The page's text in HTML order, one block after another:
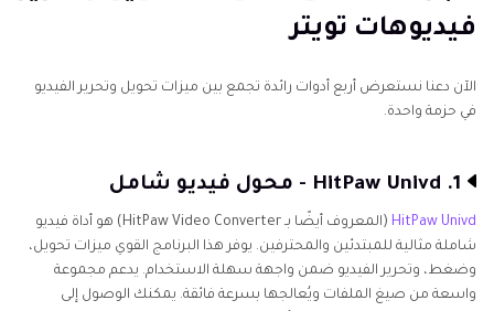
فيديوهات تويتر
الآن دعنا نستعرض أربع أدوات رائدة تجمع بين ميزات تحويل وتحرير الفيديو
في حزمة واحدة.
1. HitPaw Univd - محول فيديو شامل
HitPaw Univd
(المعروف أيضًا بـ HitPaw Video Converter) هو أداة فيديو
شاملة مثالية للمبتدئين والمحترفين. يوفر هذا البرنامج القوي ميزات تحويل،
وضغط، وتحرير الفيديو ضمن واجهة سهلة الاستخدام. يدعم مجموعة
واسعة من صيغ الملفات ويُعالجها بسرعة فائقة. يمكنك الوصول إلى